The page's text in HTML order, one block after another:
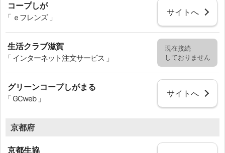
コープしが
「 ｅフレンズ 」
サイトへ
生活クラブ滋賀
「 インターネット注文サービス 」
現在接続
しておりません
グリーンコープしがまる
「 GCweb 」
サイトへ
京都府
京都生協